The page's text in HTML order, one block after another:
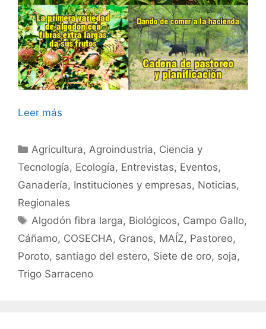
Leer más
Categorías
Agricultura, Agroindustria, Ciencia y
Tecnología, Ecología, Entrevistas, Eventos,
Ganadería, Instituciones y empresas, Noticias,
Regionales
Etiquetas
Algodón fibra larga, Biológicos, Campo Gallo,
Cáñamo, COSECHA, Granos, MAÍZ, Pastoreo,
Poroto, santiago del estero, Siete de oro, soja,
Trigo Sarraceno